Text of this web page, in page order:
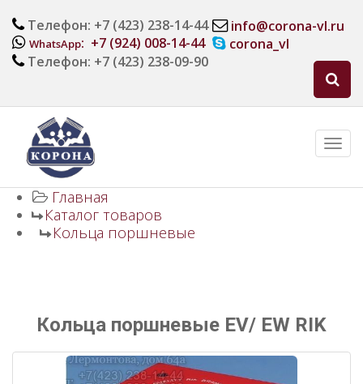
Телефон: +7 (423) 238-14-44
WhatsApp: +7 (924) 008-14-44
Телефон: +7 (423) 238-09-90
info@corona-vl.ru
corona_vl
Главная
Каталог товаров
Кольца поршневые
Кольца поршневые EV/ EW RIK